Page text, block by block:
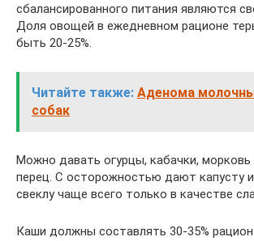
сбалансированного питания являются
Доля овощей в ежедневном рационе
быть 20-25%.
Читайте также: Аденома
собак
Можно давать огурцы, кабачки, морковь
перец. С осторожностью дают капусту
свеклу чаще всего только в качестве
Каши должны составлять 30-35%